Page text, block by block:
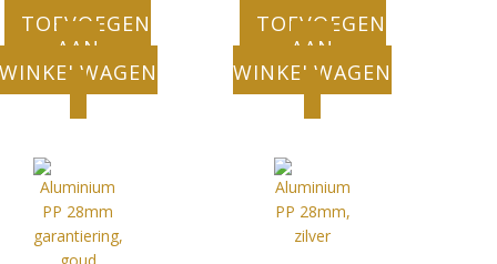
TOEVOEGEN
AAN
TOEVOEGEN
AAN
WINKELWAGEN